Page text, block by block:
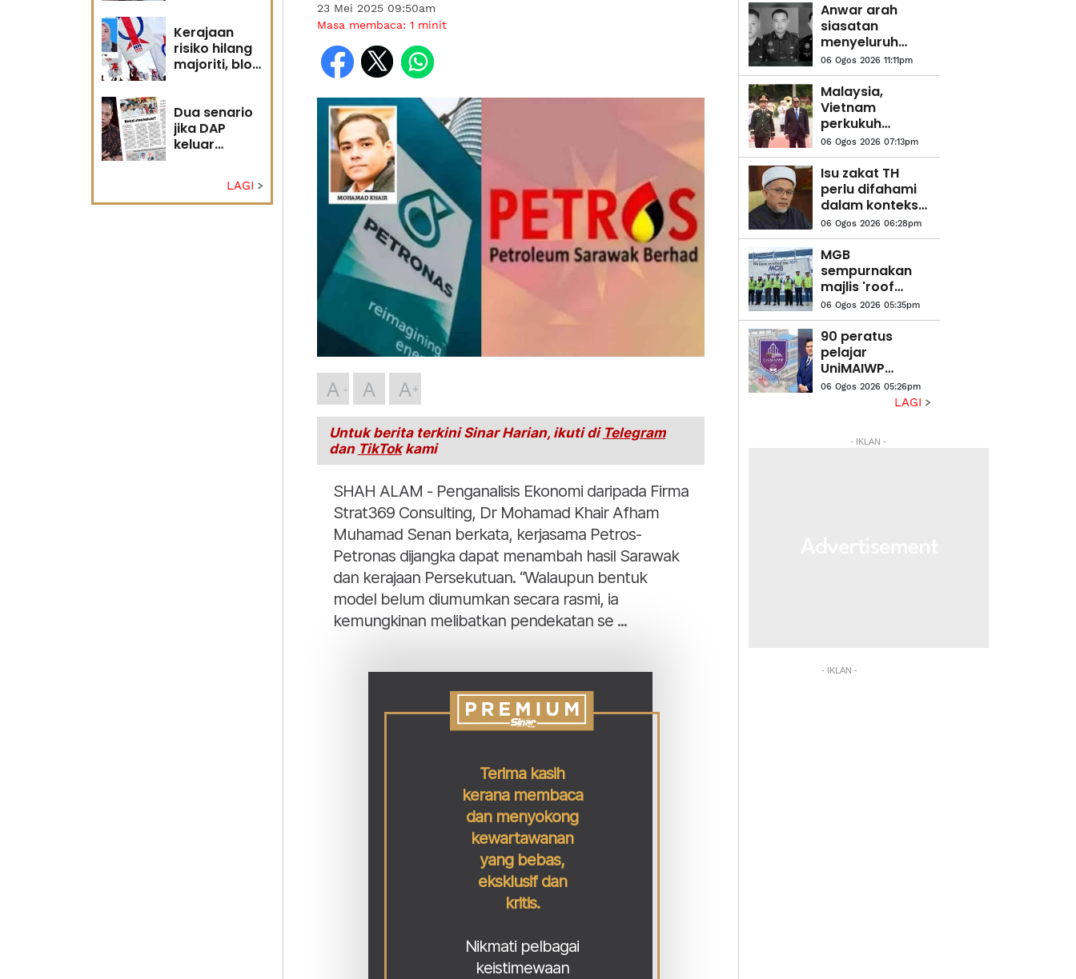
Kerajaan
risiko hilang
majoriti, blok
semula
Dua senario
jika DAP
keluar
LAGI
23 Mei 2025 09:50am
Masa membaca: 1 minit
A A A
Untuk berita terkini Sinar Harian, ikuti di Telegram
dan TikTokkami
SHAH ALAM - Penganalisis Ekonomi daripada Firma
Strat369 Consulting, Dr Mohamad Khair Afham
Muhamad Senan berkata, kerjasama Petros-
Petronas dijangka dapat menambah hasil Sarawak
dan kerajaan Persekutuan. “Walaupun bentuk
model belum diumumkan secara rasmi, ia
kemungkinan melibatkan pendekatan se ...
Terima kasih
kerana membaca
dan menyokong
kewartawanan
yang bebas,
eksklusif dan
kritis.
Nikmati pelbagai
keistimewaan
Anwar arah
siasatan
menyeluruh
kejadian
anggota polis
maut di
Beaufort
06 Ogos 2026 11:11pm
Malaysia,
Vietnam
perkukuh
kerjasama
pertahanan -
Mohamed
Khaled
06 Ogos 2026 07:13pm
Isu zakat TH
perlu difahami
dalam konteks
syariah - Mufti
Pahang
06 Ogos 2026 06:28pm
MGB
sempurnakan
majlis 'roof
topping'
Pangsapuri
Saujana Indah
06 Ogos 2026 05:35pm
90 peratus
pelajar
UniMAIWP
ditawarkan
bantuan am
RM10,000
06 Ogos 2026 05:26pm
LAGI
- IKLAN -
- IKLAN -